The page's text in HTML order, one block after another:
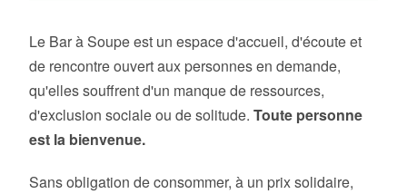
Le Bar à Soupe est un espace d'accueil, d'écoute et
de rencontre ouvert aux personnes en demande,
qu'elles souffrent d'un manque de ressources,
d'exclusion sociale ou de solitude. Toute personne
est la bienvenue.
Sans obligation de consommer, à un prix solidaire,